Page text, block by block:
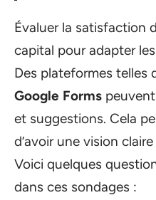
Évaluer la satisfaction
capital pour adapter
Des plateformes telles
Google Forms
et suggestions. Cela
d’avoir une vision
Voici quelques
dans ces sondages :